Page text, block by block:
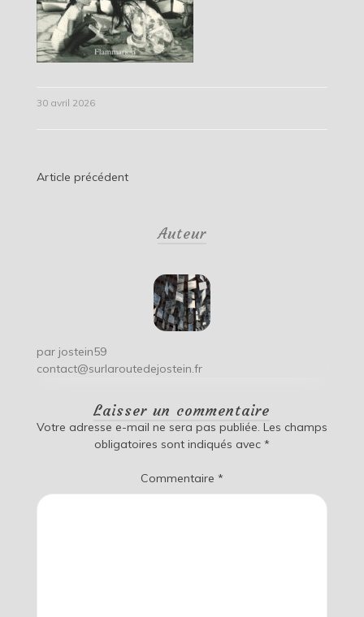
30 avril 2026
Navigation
Article précédent
Auteur
par jostein59
contact@surlaroutedejostein.fr
Laisser un commentaire
Votre adresse e-mail ne sera pas publiée. Les champs
obligatoires sont indiqués avec *
Commentaire *